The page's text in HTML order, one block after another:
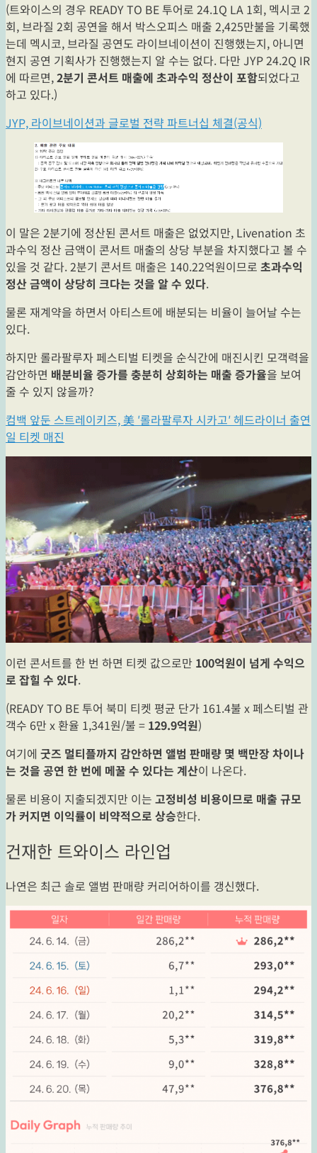
(트와이스의 경우 READY TO BE 투어로 24.1Q LA 1회, 멕시코 2
회, 브라질 2회 공연을 해서 박스오피스 매출 2,425만불을 기록했
는데 멕시코, 브라질 공연도 라이브네이션이 진행했는지, 아니면
현지 공연 기획사가 진행했는지 알 수는 없다. 다만 JYP 24.2Q IR
에 따르면,2분기 콘서트 매출에 초과수익 정산이 포함되었다고
하고 있다.)
JYP, 라이브네이션과 글로벌 전략 파트너십 체결(공식)
이 말은 2분기에 정산된 콘서트 매출은 없었지만, Livenation 초
과수익 정산 금액이 콘서트 매출의 상당 부분을 차지했다고 볼 수
있을 것 같다. 2분기 콘서트 매출은 140.22억원이므로 초과수익
정산 금액이 상당히 크다는 것을 알 수 있다.
물론 재계약을 하면서 아티스트에 배분되는 비율이 늘어날 수는
있다.
하지만 롤라팔루자 페스티벌 티켓을 순식간에 매진시킨 모객력을
감안하면 배분비율 증가를 충분히 상회하는 매출 증가율을 보여
줄 수 있지 않을까?
컴백 앞둔 스트레이키즈, 美 ′롤라팔루자 시카고′ 헤드라이너 출연
일 티켓 매진
이런 콘서트를 한 번 하면 티켓 값으로만 100억원이 넘게 수익으
로 잡힐 수 있다.
(READY TO BE 투어 북미 티켓 평균 단가 161.4불 x 페스티벌 관
객수 6만 x 환율 1,341원/불 = 129.9억원)
여기에 굿즈 멀티플까지 감안하면 앨범 판매량 몇 백만장 차이나
는 것을 공연 한 번에 메꿀 수 있다는 계산이 나온다.
물론 비용이 지출되겠지만 이는 고정비성 비용이므로 매출 규모
가 커지면 이익률이 비약적으로 상승한다.
건재한 트와이스 라인업
나연은 최근 솔로 앨범 판매량 커리어하이를 갱신했다.